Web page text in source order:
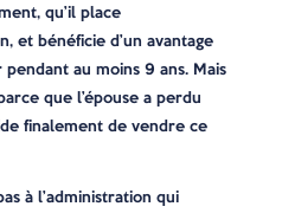
qu’il place
et bénéficie d’un avantage
au moins 9 ans. Mais
que l’épouse a perdu
finalement de vendre ce
à l’administration qui